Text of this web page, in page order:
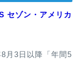
ゾン・アメリカ
月3日以降「年間5